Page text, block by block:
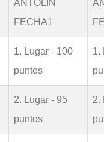
ANTOLÍN
FECHA1
1. Lugar - 100
puntos
1.
2. Lugar - 95
puntos
2.